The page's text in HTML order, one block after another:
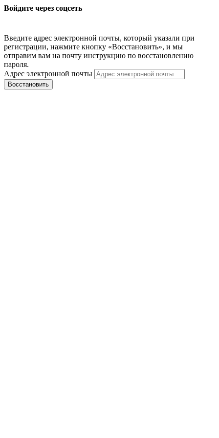
Войдите через соцсеть
Введите адрес электронной почты, который указали при
регистрации, нажмите кнопку «Восстановить», и мы
отправим вам на почту инструкцию по восстановлению
пароля.
Адрес электронной почты